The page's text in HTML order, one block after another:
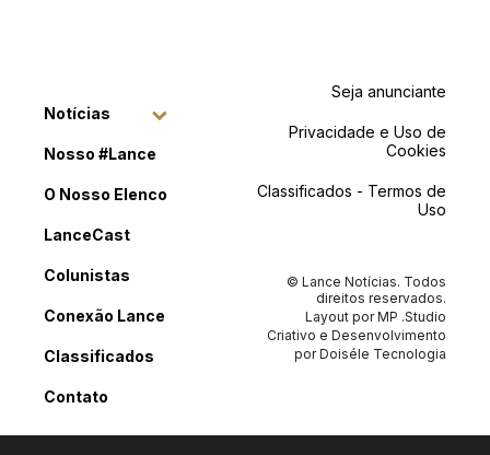
Notícias
Nosso #Lance
O Nosso Elenco
LanceCast
Colunistas
Conexão Lance
Classificados
Contato
Seja anunciante
Privacidade e Uso de
Cookies
Classificados - Termos de
Uso
© Lance Notícias. Todos
direitos reservados.
Layout porMP .Studio
Criativo e Desenvolvimento
porDoiséle Tecnologia